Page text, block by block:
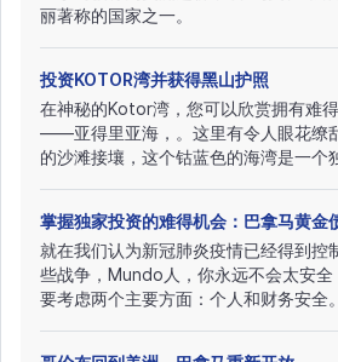
丽著称的国家之一。
投资KOTOR湾并获得黑山护照
在神秘的Kotor湾，您可以欣赏拥有难
——亚得里亚海，。这里有令人眼花缭
的沙滩接壤，这个钴蓝色的海湾是一个
掌握独家投资的难得机会：巴拿马黄金
就在我们认为新冠肺炎疫情已经得到控
些战争，Mundo人，你永远不会太安
要考虑两个主要方面：个人和财务安全。